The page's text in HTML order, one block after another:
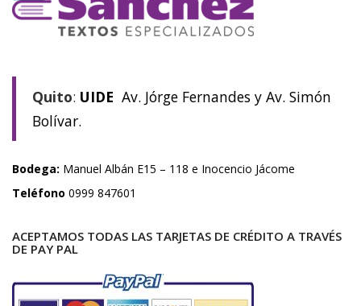
Quito: UIDE Av. Jórge Fernandes y Av. Simón
Bolívar.
Bodega: Manuel Albán E15 – 118 e Inocencio Jácome
Teléfono 0999 847601
ACEPTAMOS TODAS LAS TARJETAS DE CRÉDITO A TRAVÉS
DE PAY PAL